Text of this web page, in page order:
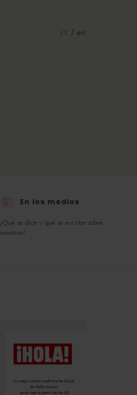
ES / en
En los medios
¿Qué se dice y qué se escribe sobre
nosotros?